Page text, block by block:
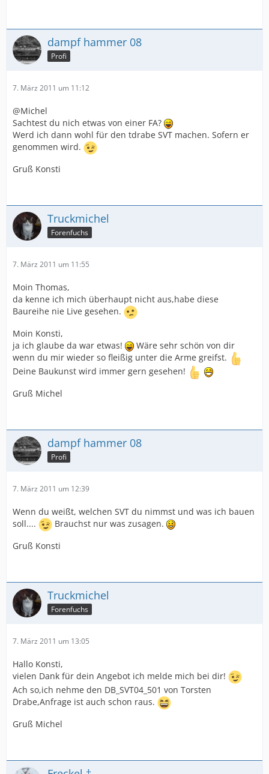
dampf hammer 08
Profi
7. März 2011 um 11:12
@Michel
Sachtest du nich etwas von einer FA?
Werd ich dann wohl für den tdrabe SVT machen. Sofern er
genommen wird.
Gruß Konsti
Truckmichel
Forenfuchs
7. März 2011 um 11:55
Moin Thomas,
da kenne ich mich überhaupt nicht aus,habe diese
Baureihe nie Live gesehen.
Moin Konsti,
ja ich glaube da war etwas!
Wäre sehr schön von dir
wenn du mir wieder so fleißig unter die Arme greifst.
Deine Baukunst wird immer gern gesehen!
Gruß Michel
dampf hammer 08
Profi
7. März 2011 um 12:39
Wenn du weißt, welchen SVT du nimmst und was ich bauen
soll....
Brauchst nur was zusagen.
Gruß Konsti
Truckmichel
Forenfuchs
7. März 2011 um 13:05
Hallo Konsti,
vielen Dank für dein Angebot ich melde mich bei dir!
Ach so,ich nehme den DB_SVT04_501 von Torsten
Drabe,Anfrage ist auch schon raus.
Gruß Michel